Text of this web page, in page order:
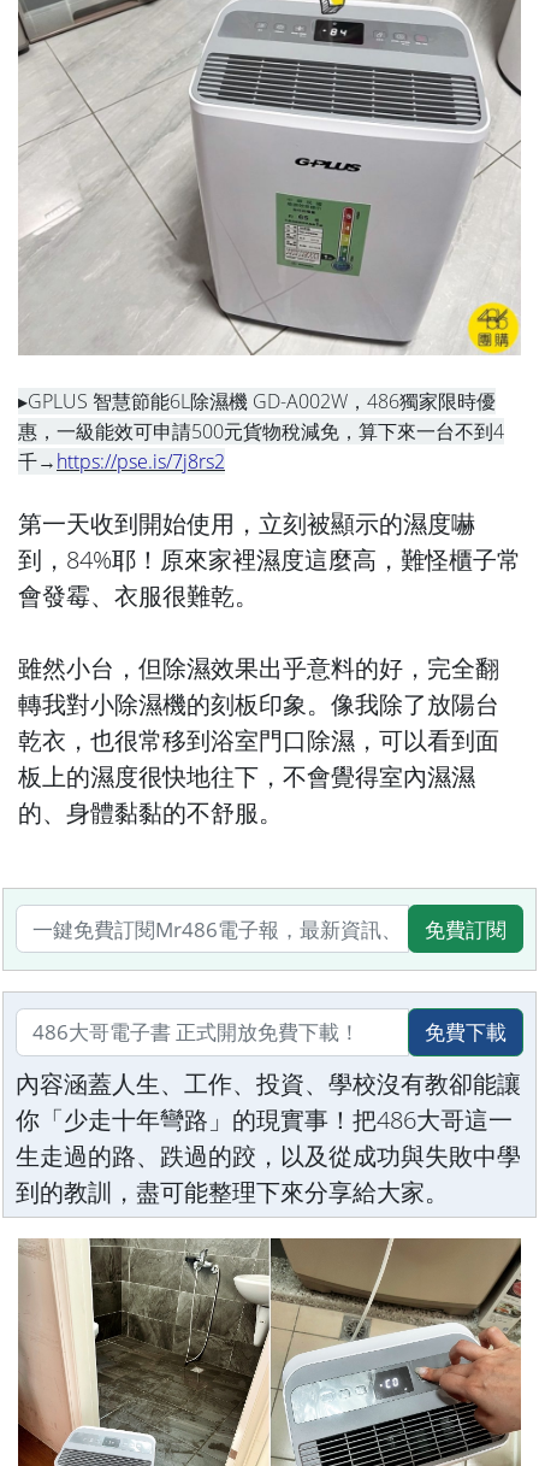
▸GPLUS 智慧節能6L除濕機 GD-A002W，486獨家限時優
惠，一級能效可申請500元貨物稅減免，算下來一台不到4
千→https://pse.is/7j8rs2
第一天收到開始使用，立刻被顯示的濕度嚇
到，84%耶！原來家裡濕度這麼高，難怪櫃子常
會發霉、衣服很難乾。
雖然小台，但除濕效果出乎意料的好，完全翻
轉我對小除濕機的刻板印象。像我除了放陽台
乾衣，也很常移到浴室門口除濕，可以看到面
板上的濕度很快地往下，不會覺得室內濕濕
的、身體黏黏的不舒服。
免費訂閱
免費下載
內容涵蓋人生、工作、投資、學校沒有教卻能讓
你「少走十年彎路」的現實事！把486大哥這一
生走過的路、跌過的跤，以及從成功與失敗中學
到的教訓，盡可能整理下來分享給大家。